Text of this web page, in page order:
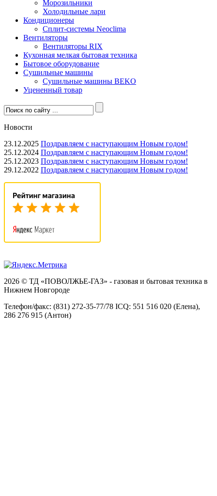
Морозильники
Холодильные лари
Кондиционеры
Сплит-системы Neoclima
Вентиляторы
Вентиляторы RIX
Кухонная мелкая бытовая техника
Бытовое оборудование
Сушильные машины
Сушильные машины BEKO
Уцененный товар
Новости
23.12.2025 Поздравляем с наступающим Новым годом!
25.12.2024 Поздравляем с наступающим Новым годом!
25.12.2023 Поздравляем с наступающим Новым годом!
29.12.2022 Поздравляем с наступающим Новым годом!
2026 © ТД «ПОВОЛЖЬЕ-ГАЗ» - газовая и бытовая техника в
Нижнем Новгороде
Телефон/факс: (831) 272-35-77/78 ICQ: 551 516 020 (Елена),
286 276 915 (Антон)